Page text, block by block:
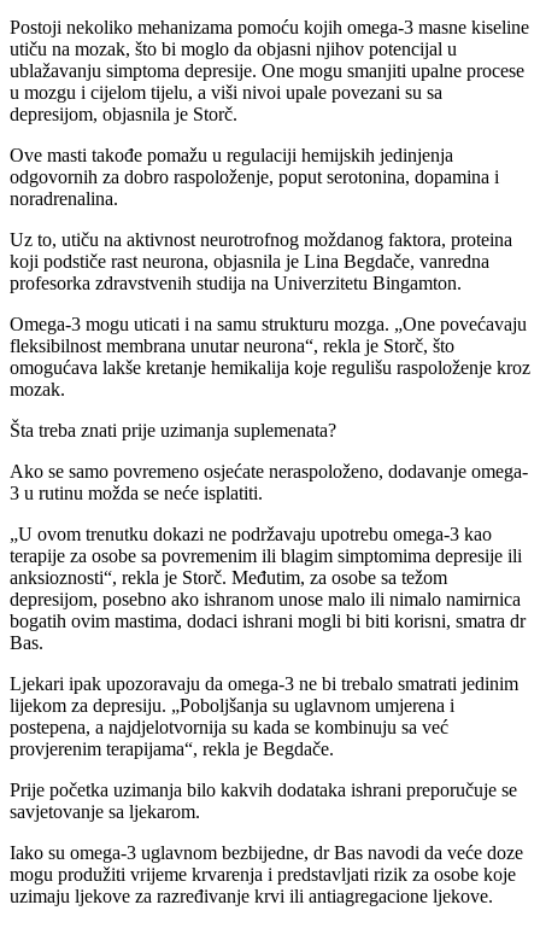
Postoji nekoliko mehanizama pomoću kojih omega-3 masne kiseline
utiču na mozak, što bi moglo da objasni njihov potencijal u
ublažavanju simptoma depresije. One mogu smanjiti upalne procese
u mozgu i cijelom tijelu, a viši nivoi upale povezani su sa
depresijom, objasnila je Storč.
Ove masti takođe pomažu u regulaciji hemijskih jedinjenja
odgovornih za dobro raspoloženje, poput serotonina, dopamina i
noradrenalina.
Uz to, utiču na aktivnost neurotrofnog moždanog faktora, proteina
koji podstiče rast neurona, objasnila je Lina Begdače, vanredna
profesorka zdravstvenih studija na Univerzitetu Bingamton.
Omega-3 mogu uticati i na samu strukturu mozga. „One povećavaju
fleksibilnost membrana unutar neurona“, rekla je Storč, što
omogućava lakše kretanje hemikalija koje regulišu raspoloženje kroz
mozak.
Šta treba znati prije uzimanja suplemenata?
Ako se samo povremeno osjećate neraspoloženo, dodavanje omega-
3 u rutinu možda se neće isplatiti.
„U ovom trenutku dokazi ne podržavaju upotrebu omega-3 kao
terapije za osobe sa povremenim ili blagim simptomima depresije ili
anksioznosti“, rekla je Storč. Međutim, za osobe sa težom
depresijom, posebno ako ishranom unose malo ili nimalo namirnica
bogatih ovim mastima, dodaci ishrani mogli bi biti korisni, smatra dr
Bas.
Ljekari ipak upozoravaju da omega-3 ne bi trebalo smatrati jedinim
lijekom za depresiju. „Poboljšanja su uglavnom umjerena i
postepena, a najdjelotvornija su kada se kombinuju sa već
provjerenim terapijama“, rekla je Begdače.
Prije početka uzimanja bilo kakvih dodataka ishrani preporučuje se
savjetovanje sa ljekarom.
Iako su omega-3 uglavnom bezbijedne, dr Bas navodi da veće doze
mogu produžiti vrijeme krvarenja i predstavljati rizik za osobe koje
uzimaju ljekove za razređivanje krvi ili antiagregacione ljekove.